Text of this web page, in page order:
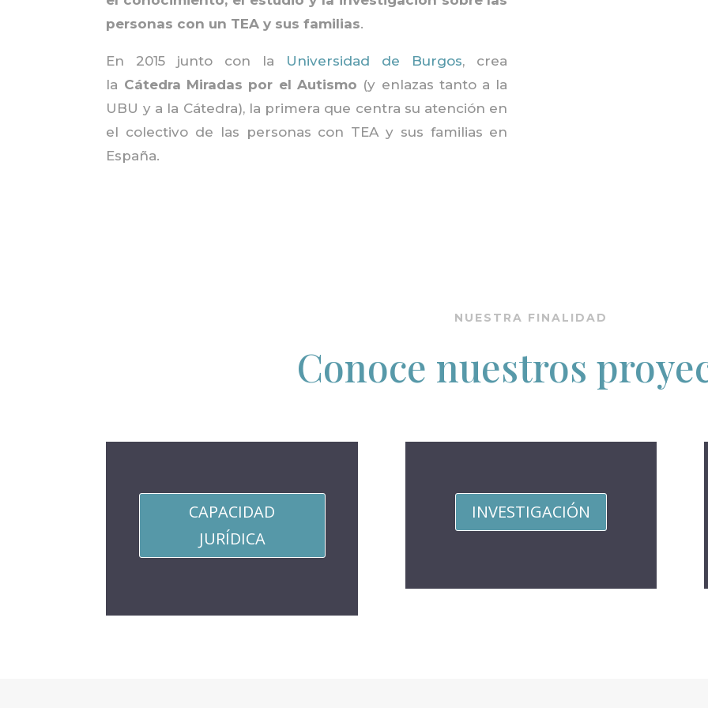
personas con un TEA y sus familias.
En 2015 junto con la Universidad de Burgos, crea
la Cátedra Miradas por el Autismo (y enlazas tanto a la
UBU y a la Cátedra), la primera que centra su atención en
el colectivo de las personas con TEA y sus familias en
España.
NUESTRA FINALIDAD
Conoce nuestros
CAPACIDAD
JURÍDICA
INVESTIGACIÓN